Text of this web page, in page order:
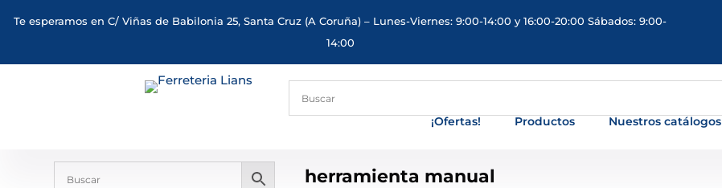
Te esperamos en C/ Viñas de Babilonia 25, Santa Cruz (A Coruña) – Lunes-Viernes: 9:00-14:00 y 16:00-20:00 Sábados: 9:00-
14:00
¡Ofertas! Productos Nuestros catálogos
herramienta manual